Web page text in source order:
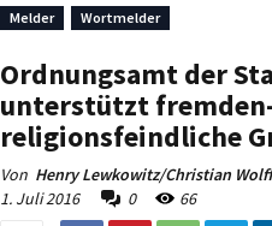
Melder Wortmelder
Ordnungsamt der
unterstützt
religionsfeindliche
Von Henry Lewkowitz/Christian
1. Juli 2016
0 66